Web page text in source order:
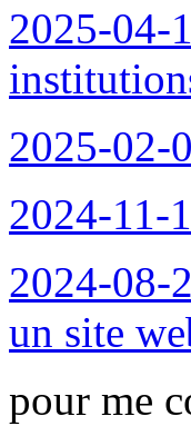
2025-04-
2025-02-
2024-11-
2024-08-
un site
pour me